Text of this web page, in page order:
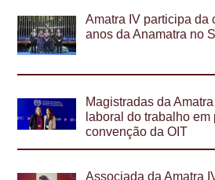
Amatra IV participa da
anos da Anamatra no
Magistradas da
laboral do trabalho em
convenção da OIT
Associada da Amatra